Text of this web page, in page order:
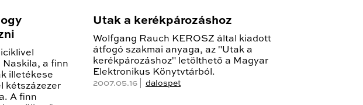
Naskila, a finn
illetékese
kétszázezer
A finn
Utak a kerékpározáshoz
Wolfgang Rauch KEROSZ által kiadott
átfogó szakmai anyaga, az "Utak a
kerékpározáshoz" letölthető a Magyar
Elektronikus Könytvtárból.
2007.05.16 | dalospet